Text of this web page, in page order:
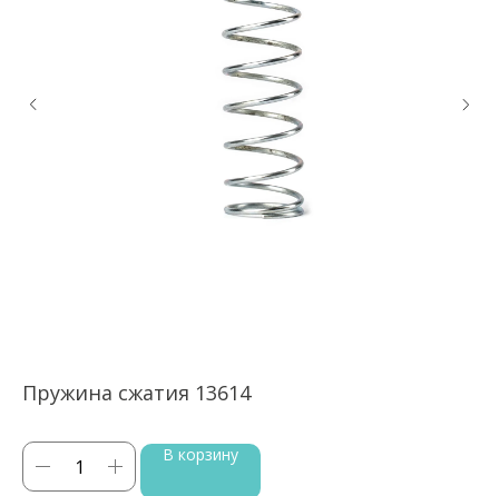
Пружина сжатия 13614
В корзину